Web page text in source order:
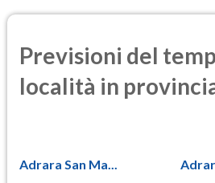
Previsioni del
località in
Adrara San Ma...